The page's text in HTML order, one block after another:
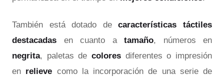
También está dotado decaracterísticas táctiles
destacadas en cuanto a tamaño, números en
negrita, paletas de colores diferentes o impresión
en relieve como la incorporación de una serie de